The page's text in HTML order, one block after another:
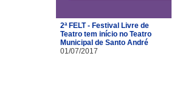
2ª FELT - Festival Livre de
Teatro tem início no Teatro
Municipal de Santo André
01/07/2017